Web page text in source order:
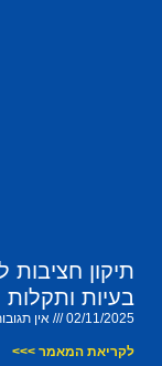
תיקון
בעיות ותקלות
02/11/2025 אין
לקריאת המאמר >>>